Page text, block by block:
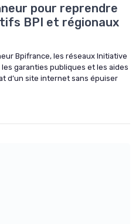
pour reprendre
BPI et régionaux
Bpifrance, les réseaux Initiative
garanties publiques et les aides
d’un site internet sans épuiser